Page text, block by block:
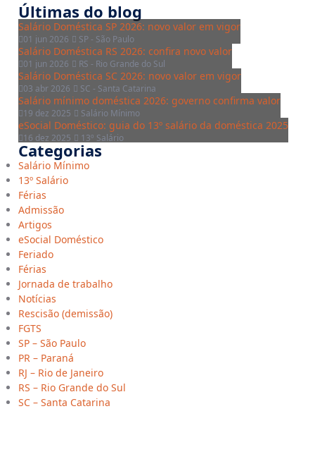
Últimas do blog
Salário Doméstica SP 2026: novo valor em vigor
01 jun 2026 SP - São Paulo
Salário Doméstica RS 2026: confira novo valor
01 jun 2026 RS - Rio Grande do Sul
Salário Doméstica SC 2026: novo valor em vigor
03 abr 2026 SC - Santa Catarina
Salário mínimo doméstica 2026: governo confirma valor
19 dez 2025 Salário Mínimo
eSocial Doméstico: guia do 13º salário da doméstica 2025
16 dez 2025 13º Salário
Categorias
Salário Mínimo
13º Salário
Férias
Admissão
Artigos
eSocial Doméstico
Feriado
Férias
Jornada de trabalho
Notícias
Rescisão (demissão)
FGTS
SP – São Paulo
PR – Paraná
RJ – Rio de Janeiro
RS – Rio Grande do Sul
SC – Santa Catarina